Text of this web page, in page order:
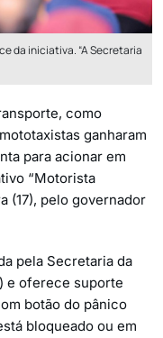
da iniciativa. “A Secretaria
como
ganharam
para acionar em
“Motorista
(17), pelo governador
pela Secretaria da
e oferece suporte
botão do pânico
bloqueado ou em